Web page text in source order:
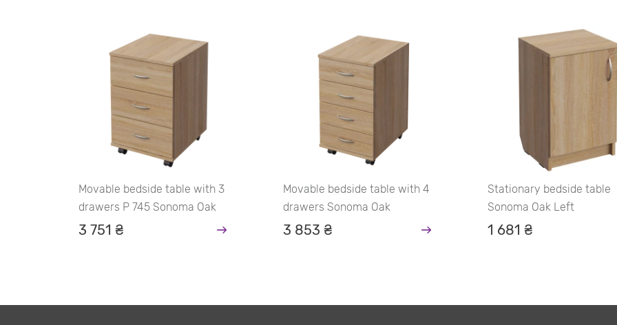
Movable bedside table with 3
drawers P 745 Sonoma Oak
3 751 ₴
Movable bedside table with 4
drawers Sonoma Oak
3 853 ₴
Stationary bedside table
Sonoma Oak Left
1 681 ₴